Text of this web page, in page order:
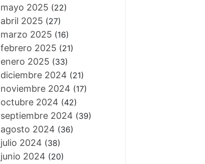
mayo 2025 (22)
abril 2025 (27)
marzo 2025 (16)
febrero 2025 (21)
enero 2025 (33)
diciembre 2024 (21)
noviembre 2024 (17)
octubre 2024 (42)
septiembre 2024 (39)
agosto 2024 (36)
julio 2024 (38)
junio 2024 (20)